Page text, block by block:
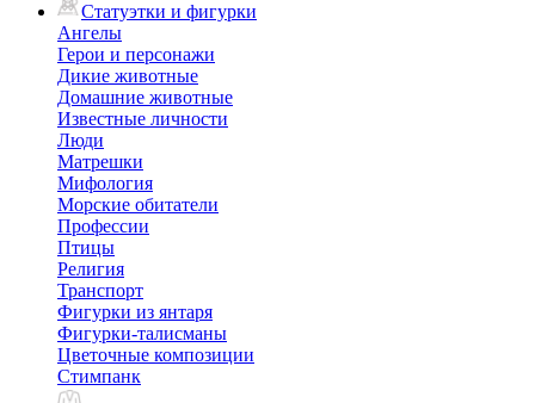
Статуэтки и фигурки
Ангелы
Герои и персонажи
Дикие животные
Домашние животные
Известные личности
Люди
Матрешки
Мифология
Морские обитатели
Профессии
Птицы
Религия
Транспорт
Фигурки из янтаря
Фигурки-талисманы
Цветочные композиции
Стимпанк